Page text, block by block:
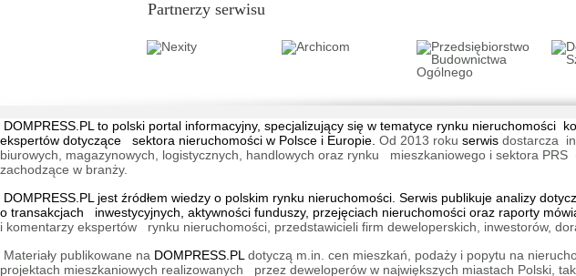
Partnerzy serwisu
DOMPRESS.PL to polski portal informacyjny, specjalizujący się w tematyce rynku nieruchomości
ekspertów dotyczące sektora nieruchomości w Polsce i Europie. Od 2013 roku serwis dostarcza
biurowych, magazynowych, logistycznych, handlowych oraz rynku mieszkaniowego i sektora
zachodzące w branży.
DOMPRESS.PL jest źródłem wiedzy o polskim rynku nieruchomości. Serwis publikuje analizy
o transakcjach inwestycyjnych, aktywności funduszy, przejęciach nieruchomości oraz raporty
i komentarzy ekspertów rynku nieruchomości, przedstawicieli firm deweloperskich, inwestorów,
Materiały publikowane na DOMPRESS.PL dotyczą m.in. cen mieszkań, podaży i popytu na
projektach mieszkaniowych realizowanych przez deweloperów w największych miastach Polski,